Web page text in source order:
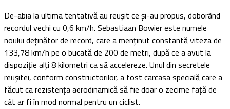
De-abia la ultima tentativă au reușit ce și-au propus, doborând
recordul vechi cu 0,6 km/h. Sebastiaan Bowier este numele
noului deținător de record, care a menținut constantă viteza de
133,78 km/h pe o bucată de 200 de metri, după ce a avut la
dispoziție alți 8 kilometri ca să accelereze. Unul din secretele
reușitei, conform constructorilor, a fost carcasa specială care a
făcut ca rezistența aerodinamică să fie doar o zecime față de
cât ar fi în mod normal pentru un ciclist.